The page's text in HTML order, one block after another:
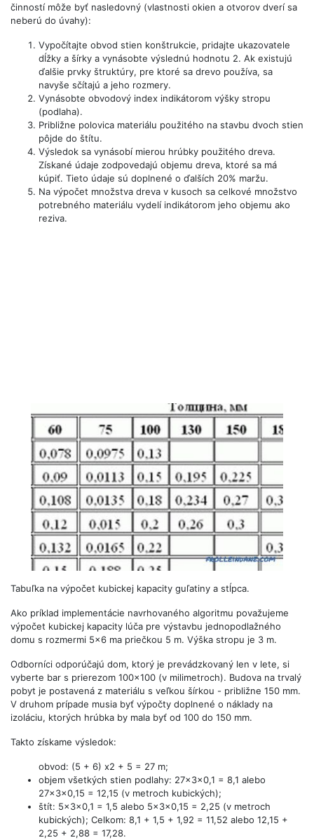
činností môže byť nasledovný (vlastnosti okien a otvorov dverí sa
neberú do úvahy):
Vypočítajte obvod stien konštrukcie, pridajte ukazovatele
dĺžky a šírky a vynásobte výslednú hodnotu 2. Ak existujú
ďalšie prvky štruktúry, pre ktoré sa drevo používa, sa
navyše sčítajú a jeho rozmery.
Vynásobte obvodový index indikátorom výšky stropu
(podlaha).
Približne polovica materiálu použitého na stavbu dvoch stien
pôjde do štítu.
Výsledok sa vynásobí mierou hrúbky použitého dreva.
Získané údaje zodpovedajú objemu dreva, ktoré sa má
kúpiť. Tieto údaje sú doplnené o ďalších 20% maržu.
Na výpočet množstva dreva v kusoch sa celkové množstvo
potrebného materiálu vydelí indikátorom jeho objemu ako
reziva.
Tabuľka na výpočet kubickej kapacity guľatiny a stĺpca.
Ako príklad implementácie navrhovaného algoritmu považujeme
výpočet kubickej kapacity lúča pre výstavbu jednopodlažného
domu s rozmermi 5x6 ma priečkou 5 m. Výška stropu je 3 m.
Odborníci odporúčajú dom, ktorý je prevádzkovaný len v lete, si
vyberte bar s prierezom 100x100 (v milimetroch). Budova na trvalý
pobyt je postavená z materiálu s veľkou šírkou - približne 150 mm.
V druhom prípade musia byť výpočty doplnené o náklady na
izoláciu, ktorých hrúbka by mala byť od 100 do 150 mm.
Takto získame výsledok:
obvod: (5 + 6) x2 + 5 = 27 m;
objem všetkých stien podlahy: 27x3x0,1 = 8,1 alebo
27x3x0,15 = 12,15 (v metroch kubických);
štít: 5x3x0,1 = 1,5 alebo 5x3x0,15 = 2,25 (v metroch
kubických); Celkom: 8,1 + 1,5 + 1,92 = 11,52 alebo 12,15 +
2,25 + 2,88 = 17,28.